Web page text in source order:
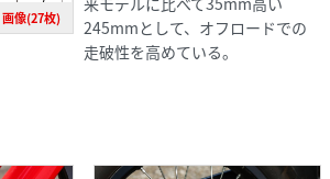
画像(27枚)
245mmとして、オフロードでの
走破性を高めている。